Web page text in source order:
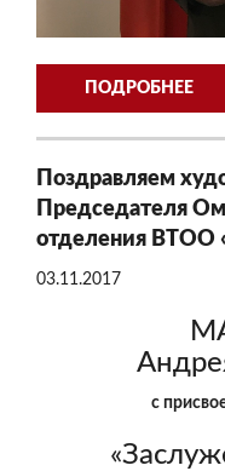
ПОДРОБНЕЕ
Поздравляем
Председателя
отделения ВТОО
03.11.2017
с